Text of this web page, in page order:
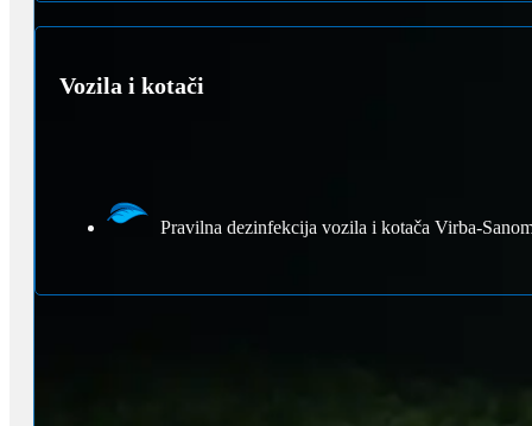
Vozila i kotači
Pravilna dezinfekcija vozila i kotača Virba-